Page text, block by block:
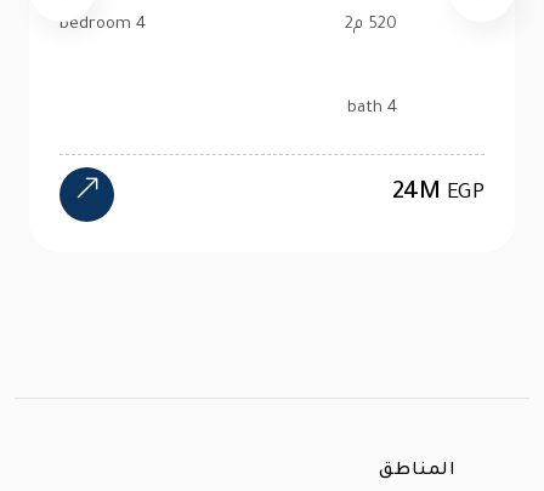
520 م2 4 bedroom
4 bath
24M EGP
المناطق